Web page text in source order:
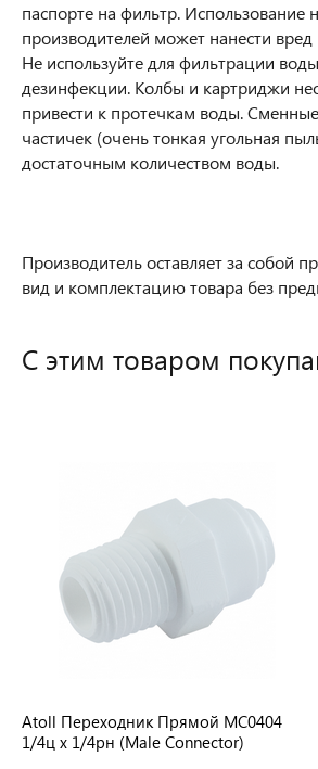
паспорте на фильтр.
производителей может нанести
Не используйте для фильтрации
дезинфекции. Колбы и картриджи
привести к протечкам воды.
частичек (очень тонкая угольная
достаточным количеством воды.
Производитель оставляет за собой
вид и комплектацию товара без
С этим товаром
Atoll Переходник Прямой MC0404
1/4ц x 1/4рн (Male Connector)